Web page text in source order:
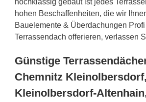
hohen Beschaffenheiten, die wir
Bauelemente & Überdachungen
Terrassendach offerieren, verlassen
Günstige
Chemnitz Kleinolbersdorf,
Kleinolbersdorf-